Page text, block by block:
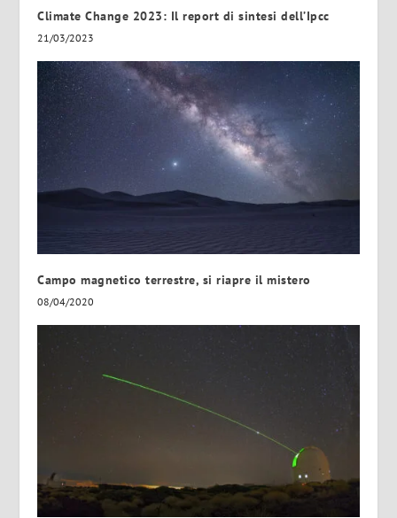
Climate Change 2023: Il report di sintesi dell’Ipcc
21/03/2023
Campo magnetico terrestre, si riapre il mistero
08/04/2020